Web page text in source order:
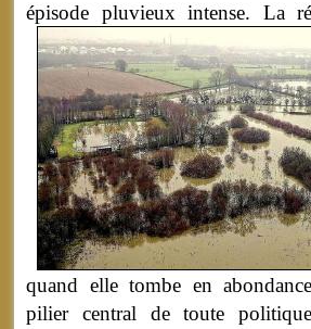
épisode pluvieux intense. La
quand elle tombe en
pilier central de toute